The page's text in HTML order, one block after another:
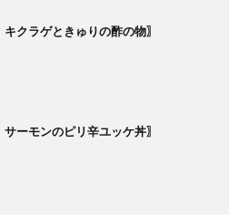
クラゲときゅりの酢の物〗
ーモンのピリ辛ユッケ丼〗